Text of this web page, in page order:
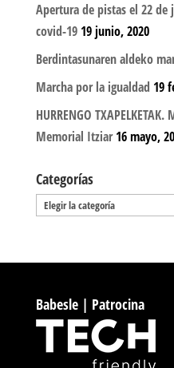
Apertura de pistas el 22
covid-19 19 junio, 2020
Berdintasunaren aldeko
Marcha por la igualdad 19
HURRENGO
Memorial Itziar 16 mayo,
Categorías
Categorías
Babesle | Patrocina